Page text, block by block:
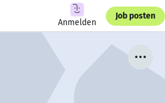
Anmelden
Job posten